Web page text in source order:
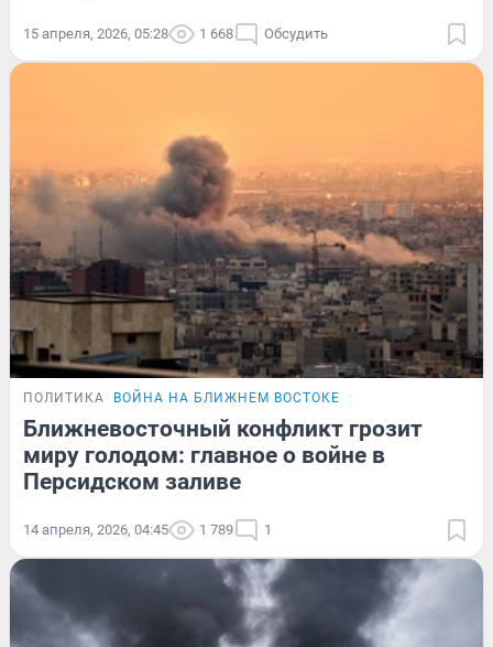
15 апреля, 2026, 05:28 1 668 Обсудить
ПОЛИТИКА ВОЙНА НА БЛИЖНЕМ ВОСТОКЕ
Ближневосточный конфликт грозит
миру голодом: главное о войне в
Персидском заливе
14 апреля, 2026, 04:45 1 789 1